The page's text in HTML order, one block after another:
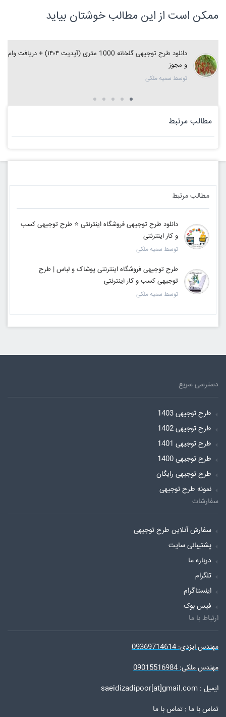
ممکن است از این مطالب خوشتان بیاید
دانلود طرح توجیهی گلخانه 1000 متری (آپدیت ۱۴۰۴) + دریافت وام
و مجوز
توسط سمیه ملکی
مطالب مرتبط
مطالب مرتبط
دانلود طرح توجیهی فروشگاه اینترنتی ⭐️ طرح توجیهی کسب
و کار اینترنتی
توسط سمیه ملکی
طرح توجیهی فروشگاه اینترنتی پوشاک و لباس | طرح
توجیهی کسب و کار اینترنتی
توسط سمیه ملکی
دسترسی سریع
طرح توجیهی 1403
طرح توجیهی 1402
طرح توجیهی 1401
طرح توجیهی 1400
طرح توجیهی رایگان
نمونه طرح توجیهی
سفارشات
سفارش آنلاین طرح توجیهی
پشتیبانی سایت
درباره ما
تلگرام
اینستاگرام
فیس بوک
ارتباط با ما
مهندس ایزدی: 09369714614
مهندس ملکی: 09015516984
ایمیل : saeidizadipoor[at]gmail.com
تماس با ما : تماس با ما